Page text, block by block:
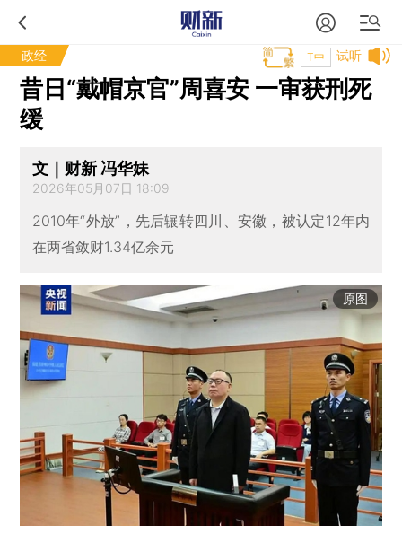
政经 试听
T中
昔日“戴帽京官”周喜安 一审获刑死
缓
文｜财新 冯华妹
2026年05月07日 18:09
2010年“外放”，先后辗转四川、安徽，被认定12年内
在两省敛财1.34亿余元
原图